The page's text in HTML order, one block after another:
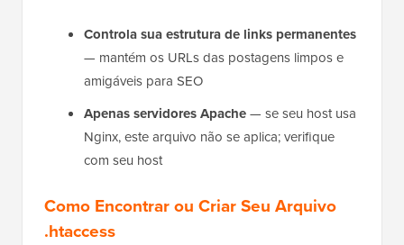
Controla sua estrutura de links permanentes
— mantém os URLs das postagens limpos e
amigáveis para SEO
Apenas servidores Apache— se seu host usa
Nginx, este arquivo não se aplica; verifique
com seu host
Como Encontrar ou Criar Seu Arquivo
.htaccess